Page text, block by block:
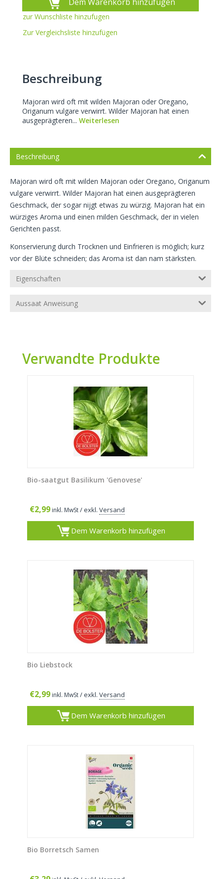
Dem Warenkorb hinzufügen
zur Wunschliste hinzufugen
Zur Vergleichsliste hinzufügen
Beschreibung
Majoran wird oft mit wilden Majoran oder Oregano,
Origanum vulgare verwirrt. Wilder Majoran hat einen
ausgeprägteren... Weiterlesen
Beschreibung
Majoran wird oft mit wilden Majoran oder Oregano, Origanum
vulgare verwirrt. Wilder Majoran hat einen ausgeprägteren
Geschmack, der sogar nijgt etwas zu würzig. Majoran hat ein
würziges Aroma und einen milden Geschmack, der in vielen
Gerichten passt.
Konservierung durch Trocknen und Einfrieren is möglich; kurz
vor der Blüte schneiden; das Aroma ist dan nam stärksten.
Eigenschaften
Aussaat Anweisung
Verwandte Produkte
Bio-saatgut Basilikum 'Genovese'
€2,99 inkl. MwSt/ exkl. Versand
Dem Warenkorb hinzufügen
Bio Liebstock
€2,99 inkl. MwSt/ exkl. Versand
Dem Warenkorb hinzufügen
Bio Borretsch Samen